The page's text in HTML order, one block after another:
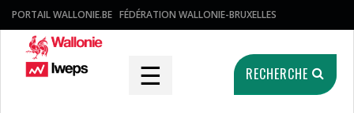
PORTAIL WALLONIE.BE FÉDÉRATION WALLONIE-BRUXELLES
☰ RECHERCHE